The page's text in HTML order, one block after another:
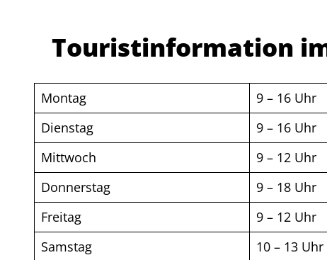
Touristinformation
Montag
9 – 16 Uhr
Dienstag
9 – 16 Uhr
Mittwoch
9 – 12 Uhr
Donnerstag
9 – 18 Uhr
Freitag
9 – 12 Uhr
Samstag
10 – 13 Uhr